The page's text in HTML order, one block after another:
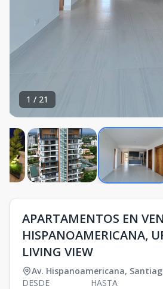
1 / 21
APARTAMENTOS EN
HISPANOAMERICANA,
LIVING VIEW
Av. Hispanoamericana,
DESDE
HASTA